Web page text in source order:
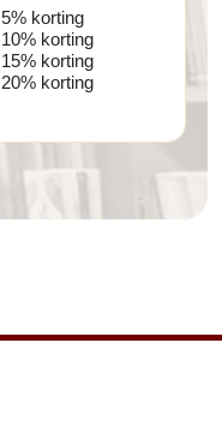
5% korting
10% korting
15% korting
20% korting